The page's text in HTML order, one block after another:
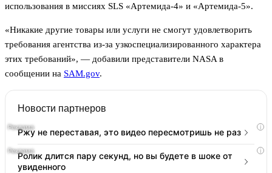
использования в миссиях SLS «Артемида-4» и «Артемида-5».
«Никакие другие товары или услуги не смогут удовлетворить
требования агентства из-за узкоспециализированного характера
этих требований», — добавили представители NASA в
сообщении на SAM.gov.
Новости партнеров
i
Ржу не переставая, это видео пересмотришь не раз
i
Ролик длится пару секунд, но вы будете в шоке от
увиденного